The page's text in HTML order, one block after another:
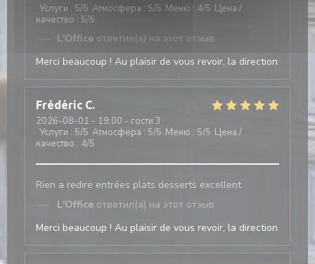
Услуги : 5/5 Атмосфера : 5/5 Меню : 4/5 Цена /
качество : 5/5
L'Office ответил(а) на этот отзыв
Merci beaucoup ! Au plaisir de vous revoir, la direction
Frédéric C
2026-08-01 - 19:00 - гости 3
Услуги : 5/5 Атмосфера : 5/5 Меню : 5/5 Цена /
качество : 4/5
Rien a redire entrées plats desserts excellent
L'Office ответил(а) на этот отзыв
Merci beaucoup ! Au plaisir de vous revoir, la direction